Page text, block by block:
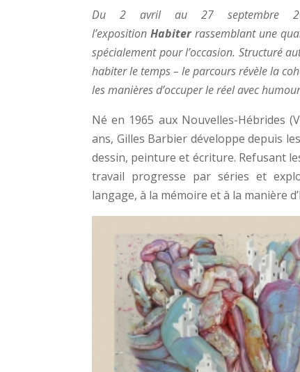
Du 2 avril au 27 septembre
l’exposition Habiterrassemblant une
spécialement pour l’occasion. Structuré
habiter le temps – le parcours révèle la
les manières d’occuper le réel avec
Né en 1965 aux Nouvelles-Hébrides
ans, Gilles Barbier développe depuis
dessin, peinture et écriture. Refusant
travail progresse par séries et
langage, à la mémoire et à la manière